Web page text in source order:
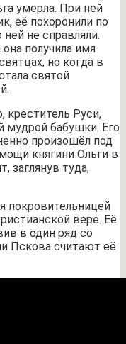
умерла. При ней
её похоронили по
не справляли.
получила имя
но когда в
святой
креститель Руси,
мудрой бабушки. Его
произошёл под
княгини Ольги в
заглянув туда,
покровительницей
вере. Её
в один ряд со
Пскова считают её